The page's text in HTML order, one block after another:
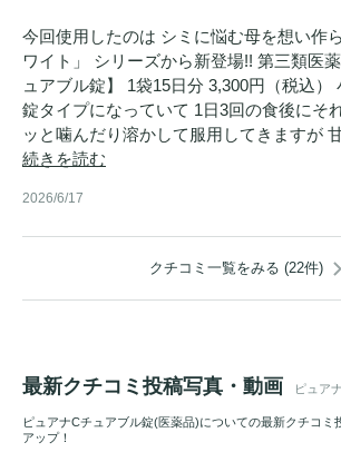
今回使用したのは シミに悩む母を想い作
ワイト」 シリーズから新登場!! 第三類医
ュアブル錠】 1袋15日分 3,300円（税込）
錠タイプになっていて 1日3回の食後にそ
ッと噛んだり溶かして服用してきますが
続きを読む
2026/6/17
クチコミ一覧をみる (22件)
最新クチコミ投稿写真・動画 ピュア
ピュアナCチュアブル錠(医薬品)についての最新クチコミ
アップ！